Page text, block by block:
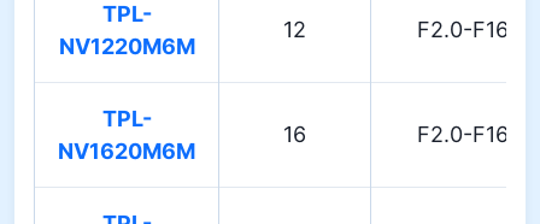
TPL-
NV1220M6M
12 F2.0-F16
TPL-
NV1620M6M
16 F2.0-F16